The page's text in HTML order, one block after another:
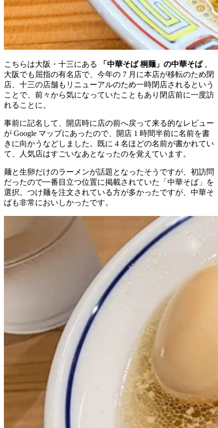
こちらは大阪・十三にある 「中華そば 桐麺」の中華そば。
大阪でも屈指の有名店で、今年の 7 月に本店が移転のため閉
店、十三の店舗もリニューアルのため一時閉店されるという
ことで、前々から気になっていたこともあり閉店前に一度訪
れることに。
事前に記名して、開店時に店の前へ戻って来る的なレビュー
が Google マップにあったので、開店 1 時間半前に名前を書
きに向かうなどしました。既に 4 名ほどの名前が書かれてい
て、人気店はすごいなあとなったのを覚えています。
麺と生卵だけのラーメンが話題となったそうですが、初訪問
だったので一番目立つ位置に掲載されていた「中華そば」を
選択。つけ麺を注文されている方が多かったですが、中華そ
ばも非常においしかったです。